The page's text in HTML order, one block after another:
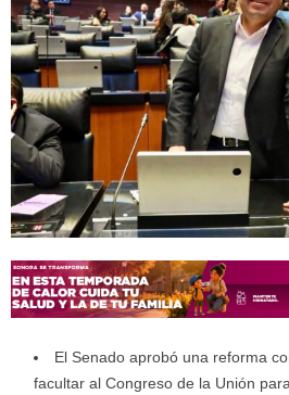
El Senado aprobó una reforma
facultar al Congreso de la Unión